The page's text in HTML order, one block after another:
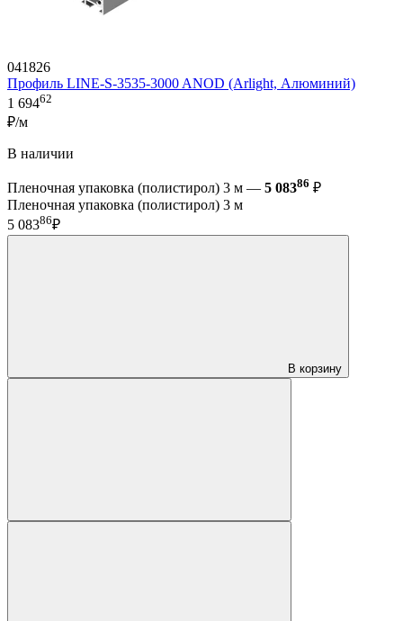
041826
Профиль LINE-S-3535-3000 ANOD (Arlight, Алюминий)
1 69462
₽/м
В наличии
Пленочная упаковка (полистирол) 3 м — 5 08386 ₽
Пленочная упаковка (полистирол) 3 м
5 08386₽
В корзину